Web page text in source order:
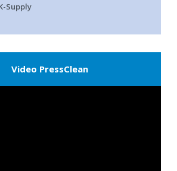
Supply
Video PressClean